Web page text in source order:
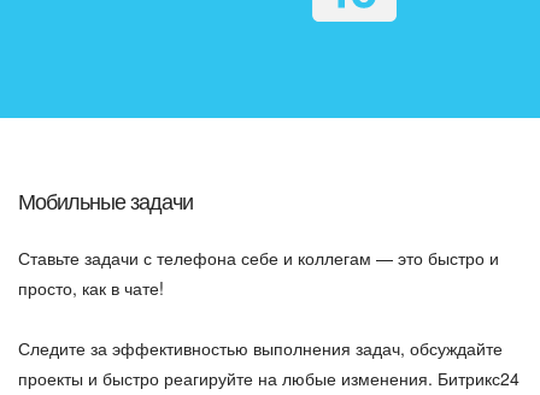
Мобильные задачи
Ставьте задачи с телефона себе и коллегам — это быстро и
просто, как в чате!
Следите за эффективностью выполнения задач, обсуждайте
проекты и быстро реагируйте на любые изменения. Битрикс24